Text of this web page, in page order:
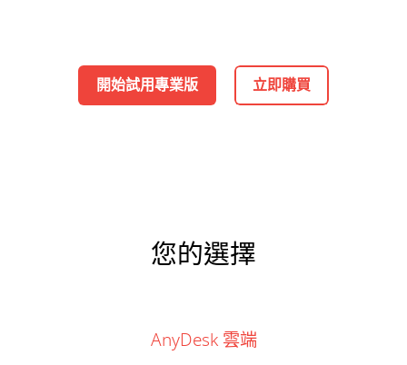
開始試用專業版 立即購買
您的選擇
AnyDesk 雲端